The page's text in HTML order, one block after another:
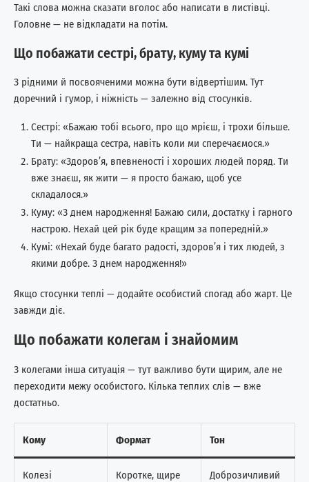
Такі слова можна сказати вголос або написати в листівці.
Головне — не відкладати на потім.
Що побажати сестрі, брату, куму та кумі
З рідними й посвояченими можна бути відвертішим. Тут
доречний і гумор, і ніжність — залежно від стосунків.
Сестрі: «Бажаю тобі всього, про що мрієш, і трохи більше.
Ти — найкраща сестра, навіть коли ми сперечаємося.»
Брату: «Здоров’я, впевненості і хороших людей поряд. Ти
вже знаєш, як жити — я просто бажаю, щоб усе
складалося.»
Куму: «З днем народження! Бажаю сили, достатку і гарного
настрою. Нехай цей рік буде кращим за попередній.»
Кумі: «Нехай буде багато радості, здоров’я і тих людей, з
якими добре. З днем народження!»
Якщо стосунки теплі — додайте особистий спогад або жарт. Це
завжди діє.
Що побажати колегам і знайомим
З колегами інша ситуація — тут важливо бути щирим, але не
переходити межу особистого. Кілька теплих слів — вже
достатньо.
Кому Формат Тон
Колезі Коротке, щире Доброзичливий